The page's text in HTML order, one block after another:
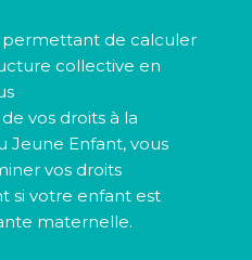
de calculer
collective en
vos droits à la
Jeune Enfant, vous
vos droits
si votre enfant est
maternelle.